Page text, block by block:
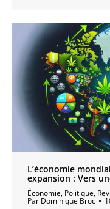
L’économie
expansion : Vers
Économie, Politique,
Par Dominique Broc